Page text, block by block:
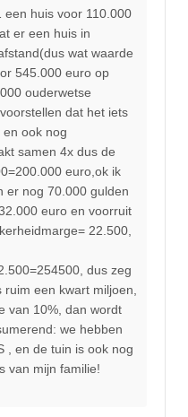
een huis voor 110.000
er een huis in
wat waarde
545.000 euro op
ouderwetse
dat het iets
ook nog
samen 4x dus de
euro,ok ik
er nog 70.000 gulden
euro en voorruit
22.500,
dus zeg
een kwart miljoen,
van 10%, dan wordt
we hebben
, en de tuin is ook nog
van mijn familie!